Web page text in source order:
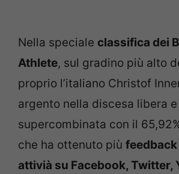
Nella speciale classifica dei
Athlete, sul gradino più alto
proprio l’italiano Christof
argento nella discesa libera
supercombinata con il
che ha ottenuto più
attivià su Facebook, Twitter,